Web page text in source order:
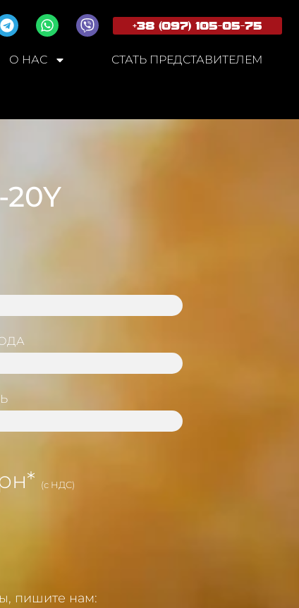
+38 (097) 105-05-75
О НАС СТАТЬ ПРЕДСТАВИТЕЛЕМ
(с НДС)
пишите нам: